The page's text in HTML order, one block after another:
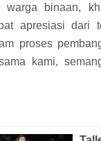
warga binaan,
apresiasi dari
proses
kami,